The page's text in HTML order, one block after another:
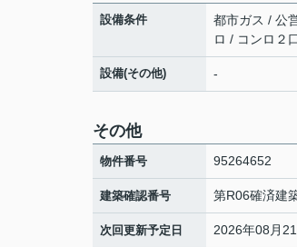
設備条件
都市ガス / 公
ロ / コンロ２
設備(その他) -
その他
物件番号 95264652
建築確認番号 第R06確済建
次回更新予定日 2026年08月